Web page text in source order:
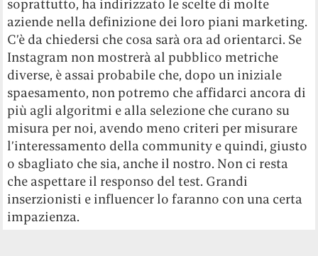
soprattutto, ha indirizzato le scelte di molte
aziende nella definizione dei loro piani marketing.
C’è da chiedersi che cosa sarà ora ad orientarci. Se
Instagram non mostrerà al pubblico metriche
diverse, è assai probabile che, dopo un iniziale
spaesamento, non potremo che affidarci ancora di
più agli algoritmi e alla selezione che curano su
misura per noi, avendo meno criteri per misurare
l’interessamento della community e quindi, giusto
o sbagliato che sia, anche il nostro. Non ci resta
che aspettare il responso del test. Grandi
inserzionisti e influencer lo faranno con una certa
impazienza.